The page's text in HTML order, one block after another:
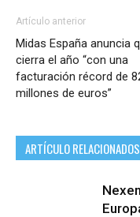
Artículo anterior
Midas España anuncia
cierra el año “con una
facturación récord de
millones de euros”
ARTÍCULO RELACIONADOS